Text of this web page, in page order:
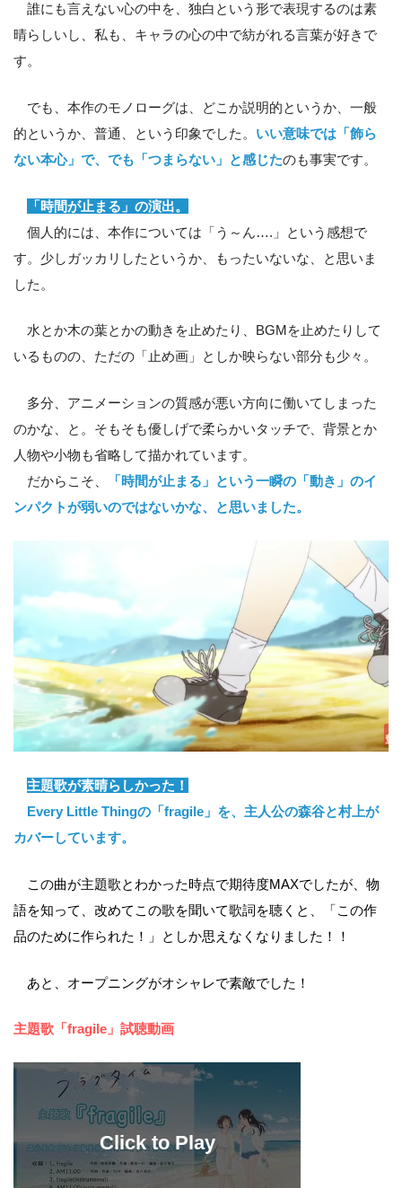
誰にも言えない心の中を、独白という形で表現するのは素
晴らしいし、私も、キャラの心の中で紡がれる言葉が好きで
す。
でも、本作のモノローグは、どこか説明的というか、一般
的というか、普通、という印象でした。 いい意味では「飾ら
ない本心」で、でも「つまらない」と感じたのも事実です。
「時間が止まる」の演出。
個人的には、本作については「う～ん….」という感想で
す。少しガッカリしたというか、もったいないな、と思いま
した。
水とか木の葉とかの動きを止めたり、BGMを止めたりして
いるものの、ただの「止め画」としか映らない部分も少々。
多分、アニメーションの質感が悪い方向に働いてしまった
のかな、と。そもそも優しげで柔らかいタッチで、背景とか
人物や小物も省略して描かれています。
だからこそ、
「時間が止まる」という一瞬の「動き」のイ
ンパクトが弱いのではないかな、と思いました。
主題歌が素晴らしかった！
Every Little Thingの「fragile」を、主人公の森谷と村上が
カバーしています。
この曲が主題歌とわかった時点で期待度MAXでしたが、物
語を知って、改めてこの歌を聞いて歌詞を聴くと、「この作
品のために作られた！」としか思えなくなりました！！
あと、オープニングがオシャレで素敵でした！
主題歌「fragile」試聴動画